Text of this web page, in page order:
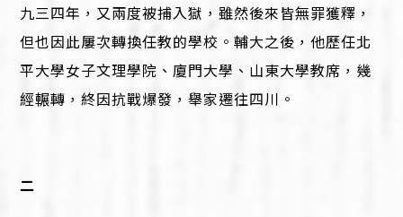
九三四年，又兩度被捕入獄，雖然後來皆無罪獲釋，
但也因此屢次轉換任教的學校。輔大之後，他歷任北
平大學女子文理學院、廈門大學、山東大學教席，幾
經輾轉，終因抗戰爆發，舉家遷往四川。
二